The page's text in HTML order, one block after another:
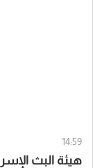
14:59
هيئة البث